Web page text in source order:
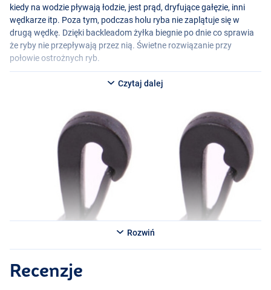
kiedy na wodzie pływają łodzie, jest prąd, dryfujące gałęzie, inni
wędkarze itp. Poza tym, podczas holu ryba nie zaplątuje się w
drugą wędkę. Dzięki backleadom żyłka biegnie po dnie co sprawia
że ryby nie przepływają przez nią. Świetne rozwiązanie przy
połowie ostrożnych ryb.
Czytaj dalej
Rozwiń
Recenzje